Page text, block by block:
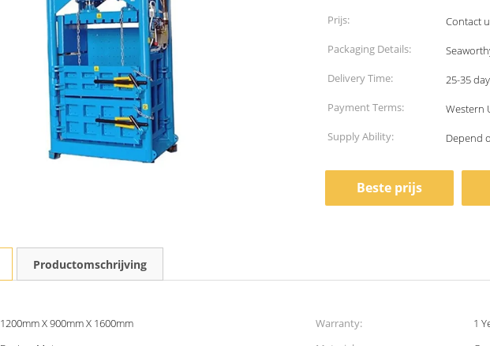
Quantity:
Prijs:
Contact
Packaging Details:
Delivery Time:
25-35
Payment Terms:
Western
Supply Ability:
Depend
Beste prijs
Productomschrijving
1200mm X 900mm X 1600mm Warranty:
1